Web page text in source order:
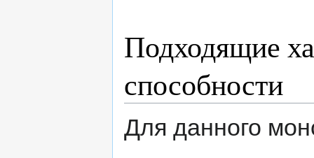
Подходящие
способности
Для данного